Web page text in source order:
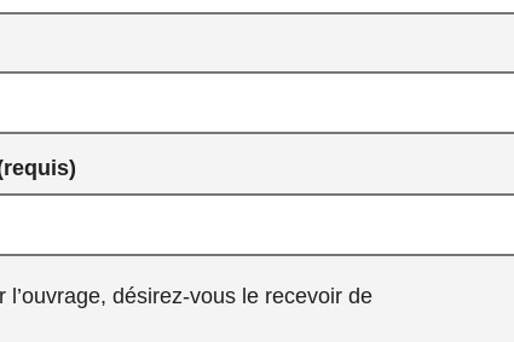
désirez-vous le recevoir de